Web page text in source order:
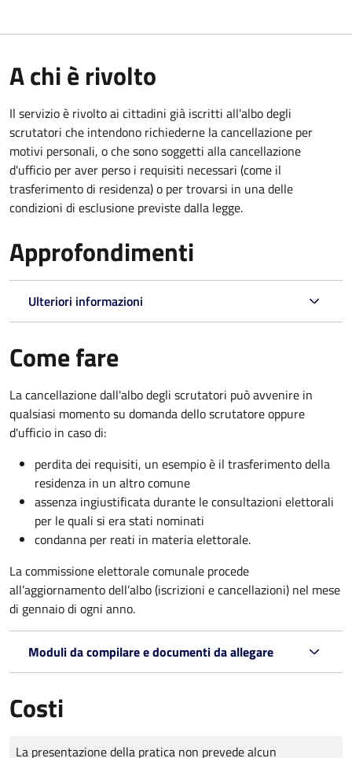
A chi è rivolto
Il servizio è rivolto ai cittadini già iscritti all'albo degli
scrutatori che intendono richiederne la cancellazione per
motivi personali, o che sono soggetti alla cancellazione
d'ufficio per aver perso i requisiti necessari (come il
trasferimento di residenza) o per trovarsi in una delle
condizioni di esclusione previste dalla legge.
Approfondimenti
Ulteriori informazioni
Come fare
La cancellazione dall'albo degli scrutatori può avvenire in
qualsiasi momento su domanda dello scrutatore oppure
d'ufficio in caso di:
perdita dei requisiti, un esempio è il trasferimento della
residenza in un altro comune
assenza ingiustificata durante le consultazioni elettorali
per le quali si era stati nominati
condanna per reati in materia elettorale.
La commissione elettorale comunale procede
all’aggiornamento dell’albo (iscrizioni e cancellazioni) nel mese
di gennaio di ogni anno.
Moduli da compilare e documenti da allegare
Costi
Tipo di pagamento
Importo
La presentazione della pratica non prevede alcun